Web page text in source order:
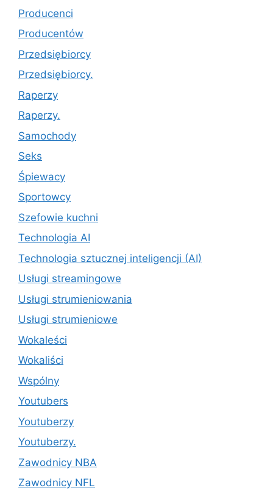
Producenci
Producentów
Przedsiębiorcy
Przedsiębiorcy.
Raperzy
Raperzy.
Samochody
Seks
Śpiewacy
Sportowcy
Szefowie kuchni
Technologia AI
Technologia sztucznej inteligencji (AI)
Usługi streamingowe
Usługi strumieniowania
Usługi strumieniowe
Wokaleści
Wokaliści
Wspólny
Youtubers
Youtuberzy
Youtuberzy.
Zawodnicy NBA
Zawodnicy NFL